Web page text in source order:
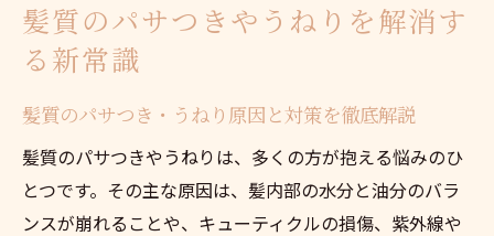
東京都豊島区南池袋で話題の髪質ケア法を
紹介
セラミドヘアケア活用で美髪を実現するコツ
セラミド配合のヘアケアで髪質のパサつき
対策
髪質のパサつきやうねりを解消す
る新常識
髪質のパサつき・うねり原因と対策を徹底解説
髪質のパサつきやうねりは、多くの方が抱える悩みのひ
とつです。その主な原因は、髪内部の水分と油分のバラ
ンスが崩れることや、キューティクルの損傷、紫外線や